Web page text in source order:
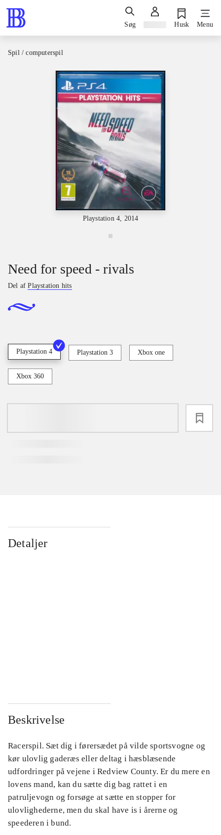
Søg Husk Menu
Spil / computerspil
Playstation 4, 2014
Need for speed - rivals
Del afPlaystation hits
Playstation 4 Playstation 3 Xbox one
Xbox 360
Detaljer
Beskrivelse
Racerspil. Sæt dig i førersædet på vilde sportsvogne og
kør ulovlig gaderæs eller deltag i hæsblæsende
udfordringer på vejene i Redview County. Er du mere en
lovens mand, kan du sætte dig bag rattet i en
patruljevogn og forsøge at sætte en stopper for
ulovlighederne, men du skal have is i årerne og
speederen i bund.